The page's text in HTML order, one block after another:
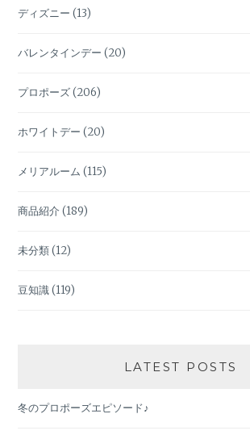
ディズニー (13)
バレンタインデー (20)
プロポーズ(206)
ホワイトデー (20)
メリアルーム (115)
商品紹介 (189)
未分類(12)
豆知識(119)
LATEST POSTS
冬のプロポーズエピソード♪